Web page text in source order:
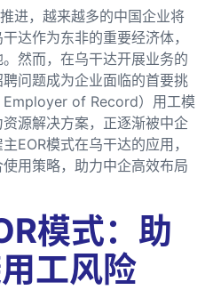
进，越来越多的中国企业将
达作为东非的重要经济体，
然而，在乌干达开展业务的
问题成为企业面临的首要挑
Employer of Record）用工模
源解决方案，正逐渐被中企
EOR模式在乌干达的应用，
用策略，助力中企高效布局
模式：助
工风险